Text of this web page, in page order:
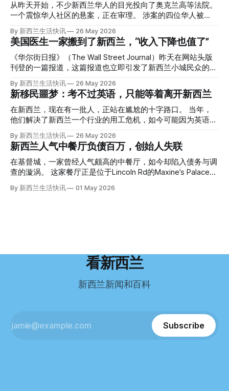
从昨天开始，不少新西兰华人的目光投向了奥克兰高等法院。
一个震惊华人社区的悬案，正在审理。 涉案的四位华人被
告，站在了法庭，被控与一位70岁中国女人的死有关。 事情
的复杂程度，远超人们的想象。 神秘的黑色塑料袋 先让我们
回到2024年3月12日。 新西兰一个名叫Paul Middleton的老
人，在奥克兰Gulf Harbour钓鱼时，发现了一个黑色塑料袋，
里面是一堆衣服。 再扒开衣服，他看到了一只手，一只人
腰部对折，黑色胶带缠着头、手腕和身体，整个人被绑成胎儿
状。 两个10公斤的米袋装满了石头，用胶带死死缠在尸体
上。 死者是亚洲面孔的老年女性，头部、脸、胳膊都有钝器
伤，当时身穿一件“娟燕牌”内衣和黑色长裤。 她是谁？没有人
Operation Parade的案子，开始调查。 米袋泄露秘密 破案的
关键，是两个米袋。这两个塑料米袋里装着用来压住尸体的花
园石头。 每个米袋上都有序列号。 警察一家家查，发现这批
米是在奥克兰北岸一家超市卖的。
By 新西兰生活快讯 26 May 2026
美国医生一家搬到了新西兰，“收入下降也值了”
《华尔街日报》（The Wall Street Journal）昨天在网站头版
刊登的一篇报道，这篇报道也立即引发了新西兰小城民众的兴
趣： “精疲力尽的美国医生，正在离开美国，前往新西兰一座
偏远小镇。” “精疲力尽的美国医生”搬家新西兰 四年前，在加
州拉霍亚（La Jolla）一家医院担任内科医生的Brandon
Williams医生达到了崩溃的边缘。 患者人数激增、医疗人员短
缺、医疗事故诉讼的威胁，以及对患者无力支付医疗费用的忧
（PTSD）。他的其中一位同事甚至因自杀身亡。 他并不想放
弃从医，但他不想再在美国行医了。 于是，他与38岁的妻子
Ellen Williams开始在欧洲寻找更好的选择。 就在那时，他收
到了一封来自新西兰医疗招聘人员的信。 “虽然跑到那个‘与世
义。”现年39岁的加州人Brandon说道。 2024年11月，这家人
By 新西兰生活快讯 26 May 2026
新移民噩梦：考不过英语，只能等着离开新西兰
在新西兰，现在有一批人，正站在尴尬的十字路口。 当年，
他们解决了新西兰一个行业的用工危机，如今可能因为英语考
试，不得不在几年内离开这个国家。 一位移民的无奈感叹：
“如果我们真能考到那个分数，就不会来开公交车了。” 因为英
语，他们一直无法上岸 来自菲律宾的Ryan De Guzman，就是
这批人中的一员。 2023年，当他看到新西兰招聘海外公交司
机的信息时，几乎没有犹豫就提交了申请。 “我听说这里气候
年3月抵达奥克兰。 当时心里盘算着：努力工作两年，申请居
所需的英语门槛。 De Guzman选择了另一项考试——
Pearson Test of English，最终成绩是45分，而申请要求是58
By 新西兰生活快讯 26 May 2026
新西兰人气中餐厅负债百万，创始人失联
在基督城，一家曾经人气颇高的中餐厅，如今却陷入债务与调
查的漩涡。 这家餐厅正是位于Lincoln Rd的Maxine’s Palace。
其背后的公司已进入清算程序，债务总额接近100万纽币，而
引人关注的是——清算人目前无法联系到创始人本人。 今年3
纽币，员工索赔金额仍在核算中。 整体债务规模，已经逼近
这导致公司财务记录尚未完全掌握，资产处置是否合理仍待核
在核查资产出售是否符合市
By 新西兰生活快讯 01 May 2026
看新西兰
新西兰新闻和百科
Subscribe